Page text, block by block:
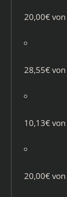
20,00€ von
28,55€ von
10,13€ von
20,00€ von